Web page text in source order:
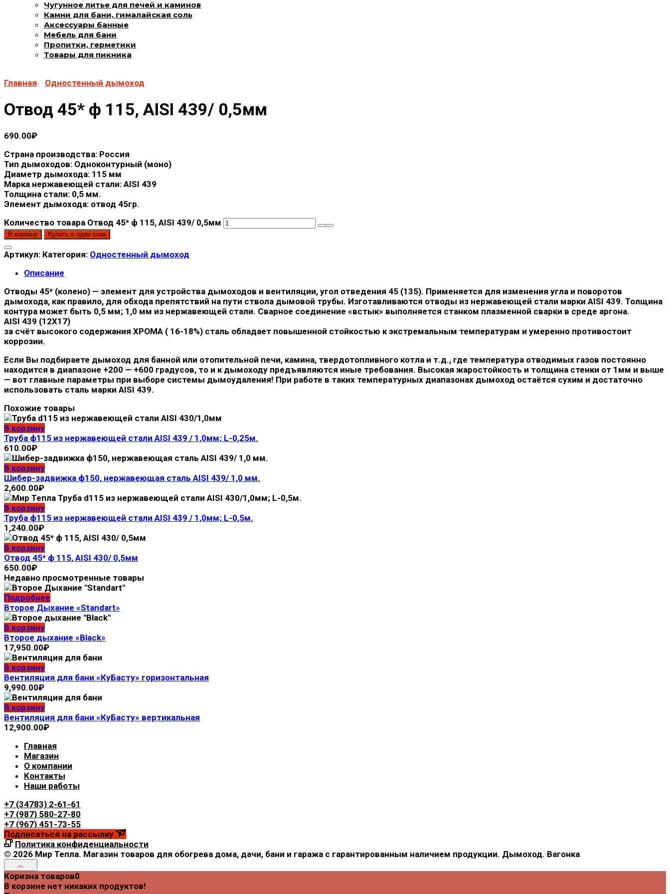
Чугунное литье для печей и каминов
Камни для бани, гималайская соль
Аксессуары банные
Мебель для бани
Пропитки, герметики
Товары для пикника
Главная Одностенный дымоход
Отвод 45* ф 115, AISI 439/ 0,5мм
690.00₽
Страна производства: Россия
Тип дымоходов: Одноконтурный (моно)
Диаметр дымохода: 115 мм
Марка нержавеющей стали: AISI 439
Толщина стали: 0,5 мм.
Элемент дымохода: отвод 45гр.
Количество товара Отвод 45* ф 115, AISI 439/ 0,5мм
В корзину Купить в один клик
Артикул: Категория: Одностенный дымоход
Описание
Отводы 45* (колено) — элемент для устройства дымоходов и вентиляции, угол отведения 45 (135). Применяется для изменения угла и поворотов
дымохода, как правило, для обхода препятствий на пути ствола дымовой трубы. Изготавливаются отводы из нержавеющей стали марки AISI 439. Толщина
контура может быть 0,5 мм; 1,0 мм из нержавеющей стали. Сварное соединение «встык» выполняется станком плазменной сварки в среде аргона.
AISI 439 (12Х17)
за счёт высокого содержания ХРОМА ( 16-18%) сталь обладает повышенной стойкостью к экстремальным температурам и умеренно противостоит
коррозии.
Если Вы подбираете дымоход для банной или отопительной печи, камина, твердотопливного котла и т.д., где температура отводимых газов постоянно
находится в диапазоне +200 — +600 градусов, то и к дымоходу предъявляются иные требования. Высокая жаростойкость и толщина стенки от 1мм и выше
— вот главные параметры при выборе системы дымоудаления! При работе в таких температурных диапазонах дымоход остаётся сухим и достаточно
использовать сталь марки AISI 439.
Похожие товары
В корзину
Труба ф115 из нержавеющей стали AISI 439 / 1,0мм; L-0,25м.
610.00₽
В корзину
Шибер-задвижка ф150, нержавеющая сталь AISI 439/ 1,0 мм.
2,600.00₽
В корзину
Труба ф115 из нержавеющей стали AISI 439 / 1,0мм; L-0,5м.
1,240.00₽
В корзину
Отвод 45* ф 115, AISI 430/ 0,5мм
650.00₽
Недавно просмотренные товары
Подробнее
Второе Дыхание «Standart»
В корзину
Второе дыхание «Black»
17,950.00₽
В корзину
Вентиляция для бани «КуБасту» горизонтальная
9,990.00₽
В корзину
Вентиляция для бани «КуБасту» вертикальная
12,900.00₽
Главная
Магазин
О компании
Контакты
Наши работы
+7 (34783) 2-61-61
+7 (987) 580-27-80
+7 (967) 451-73-55
Подписаться на рассылку
Политика конфиденциальности
© 2026 Мир Тепла. Магазин товаров для обогрева дома, дачи, бани и гаража с гарантированным наличием продукции. Дымоход. Вагонка
Коризна товаров0
В корзине нет никаких продуктов!